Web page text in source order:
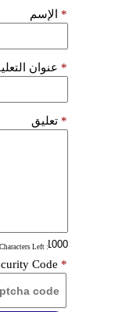
الإسم *
عنوان *
تعليق *
: Characters Left
Code *